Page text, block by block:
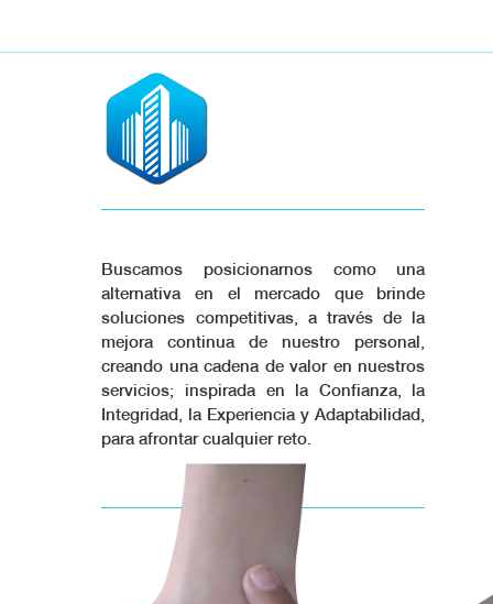
Buscamos posicionarnos como una
alternativa en el mercado que brinde
soluciones competitivas, a través de la
mejora continua de nuestro personal,
creando una cadena de valor en nuestros
servicios; inspirada en la Confianza, la
Integridad, la Experiencia y Adaptabilidad,
para afrontar cualquier reto.